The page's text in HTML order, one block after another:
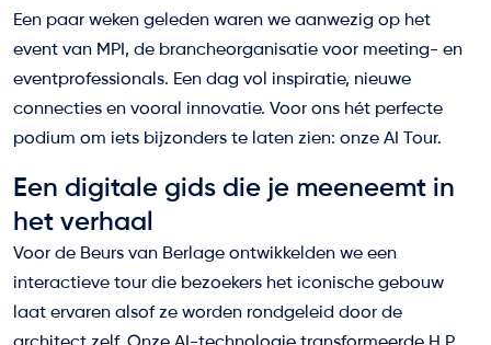
Een paar weken geleden waren we aanwezig op het
event van MPI, de brancheorganisatie voor meeting- en
eventprofessionals. Een dag vol inspiratie, nieuwe
connecties en vooral innovatie. Voor ons hét perfecte
podium om iets bijzonders te laten zien: onze AI Tour.
Een digitale gids die je meeneemt in
het verhaal
Voor de Beurs van Berlage ontwikkelden we een
interactieve tour die bezoekers het iconische gebouw
laat ervaren alsof ze worden rondgeleid door de